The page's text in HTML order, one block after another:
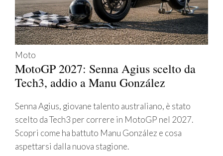
Moto
MotoGP 2027: Senna Agius scelto da
Tech3, addio a Manu González
Senna Agius, giovane talento australiano, è stato
scelto da Tech3 per correre in MotoGP nel 2027.
Scopri come ha battuto Manu González e cosa
aspettarsi dalla nuova stagione.